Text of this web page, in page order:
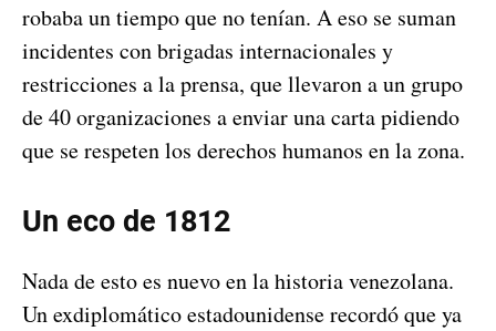
robaba un tiempo que no tenían. A eso se suman
incidentes con brigadas internacionales y
restricciones a la prensa, que llevaron a un grupo
de 40 organizaciones a enviar una carta pidiendo
que se respeten los derechos humanos en la zona.
Un eco de 1812
Nada de esto es nuevo en la historia venezolana.
Un exdiplomático estadounidense recordó que ya